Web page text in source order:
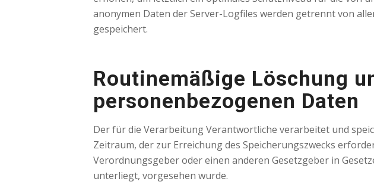
anonymen Daten der Server-Logfiles werden getrennt von
gespeichert.
Routinemäßige Löschung
personenbezogenen Daten
Der für die Verarbeitung Verantwortliche verarbeitet und
Zeitraum, der zur Erreichung des Speicherungszwecks
Verordnungsgeber oder einen anderen Gesetzgeber in
unterliegt, vorgesehen wurde.